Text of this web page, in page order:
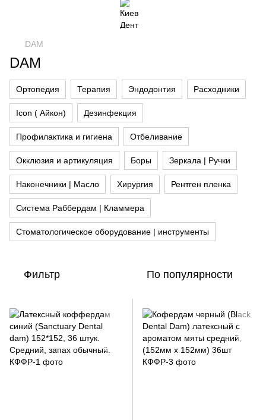
DAM
DAM
Ортопедия Терапия Эндодонтия Расходники
Icon ( Айкон) Дезинфекция
Профилактика и гигиена Отбеливание
Окклюзия и артикуляция Боры Зеркала | Ручки
Наконечники | Масло Хирургия Рентген пленка
Система Раббердам | Кламмера
Стоматологическое оборудование | инструменты
Фильтр По популярности